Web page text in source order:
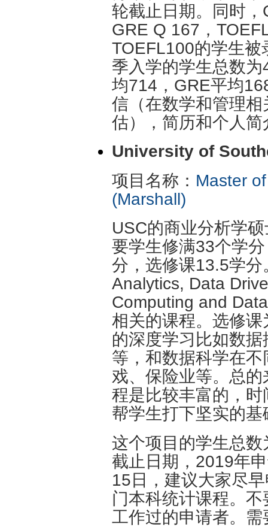
轮截止日期。同时
GRE Q 167，
TOEFL100的学生
季入学的学生总数
均714，GRE平均
信（在数学和管理
估），简历和个人简
University of
项目名称： Master
(Marshall)
USC的商业分析学
要学生修满33个学
分，选修课13.5学
Analytics, Data
Computing and
相关的课程。选修
的深度学习比如数
等，和数据科学在
戏、保险业等。总
程是比较丰富的，
帮学生打下坚实的基
这个项目的学生总
截止日期，2019年
15日，建议大家尽
门本科统计课程。
工作过的申请者。